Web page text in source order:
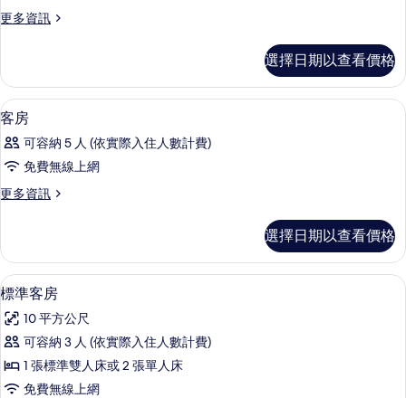
的
有
相
片
更多資訊
更
的
詳
情
選擇日期以查看價格
顯
示
客
的
有
相
片
客房內保險箱、遮光布/窗簾、隔音、
7
客房
可容納 5 人 (依實際入住人數計費)
免費無線上網
更多資訊
更
的
詳
情
選擇日期以查看價格
顯
示
標
準
客
標準客房 | 客房內保險箱、遮光布/窗
6
標準客房
10 平方公尺
可容納 3 人 (依實際入住人數計費)
1 張標準雙人床或 2 張單人床
免費無線上網